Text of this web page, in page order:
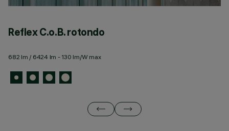
Reflex C.o.B. rotondo
682 lm / 6424 lm - 130 lm/W max